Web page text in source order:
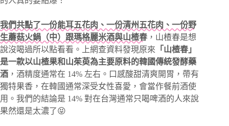
我們共點了一份能耳五花肉、一份清州五花肉、一份野
生蘑菇火鍋（中）跟瑪格麗米酒與山楂春，山楂春是想
說沒喝過所以點看看。上網查資料發現原來 「山楂春」
是一款以山楂果和山茱萸為主要原料的韓國傳統發酵藥
酒 ，酒精度通常在 14% 左右。口感酸甜清爽開胃，帶有
獨特果香，在韓國通常深受女性喜愛，會當作餐前酒使
用。我們的結論是 14% 對在台灣通常只喝啤酒的人來說
果然還是太濃了😝